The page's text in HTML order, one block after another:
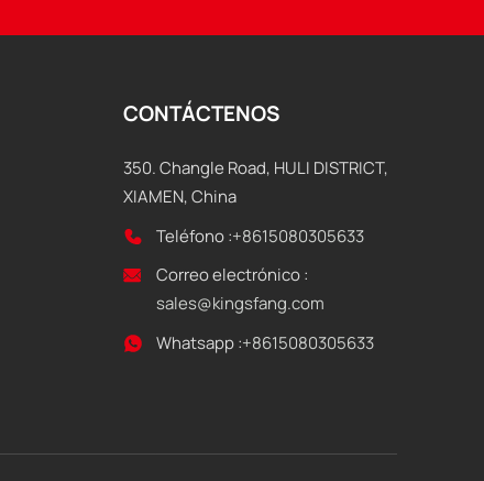
CONTÁCTENOS
350. Changle Road, HULI DISTRICT,
XIAMEN, China
Teléfono :+8615080305633
Correo electrónico :
sales@kingsfang.com
Whatsapp :+8615080305633